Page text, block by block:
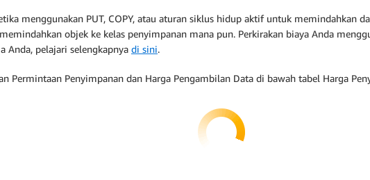
menggunakan PUT, COPY, atau aturan siklus hidup aktif untuk memindahkan
objek ke kelas penyimpanan mana pun. Perkirakan biaya Anda
Anda, pelajari selengkapnya di sini.
Permintaan Penyimpanan dan Harga Pengambilan Data di bawah tabel Harga